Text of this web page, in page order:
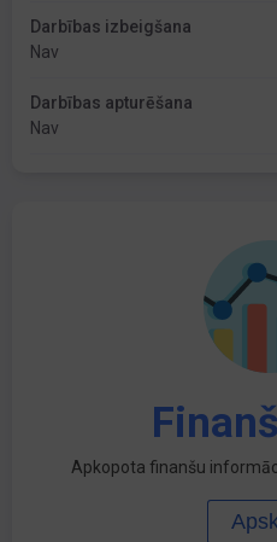
Darbības izbeigšana
Nav
Darbības apturēšana
Nav
Apkopota finanšu